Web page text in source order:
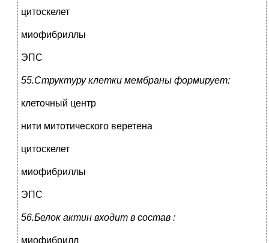
цитоскелет
миофибриллы
ЭПС
55.Структуру клетки мембраны формирует:
клеточный центр
нити митотического веретена
цитоскелет
миофибриллы
ЭПС
56.Белок актин входит в состав :
миофибрилл